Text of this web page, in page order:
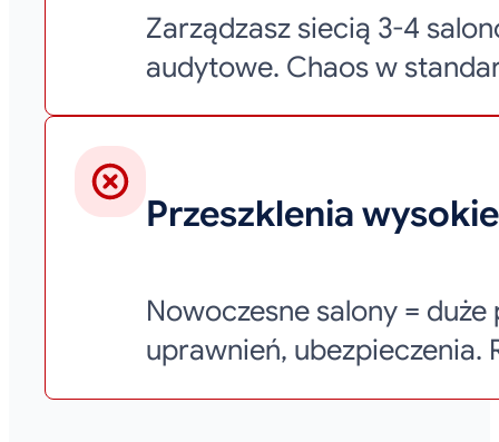
Zarządzasz siecią 3-4
audytowe. Chaos w
Przeszklenia
Nowoczesne salony =
uprawnień, ubezpieczenia.